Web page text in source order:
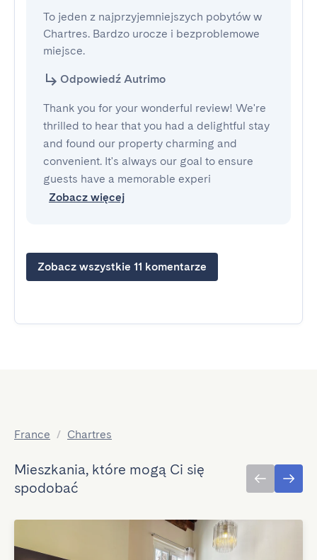
To jeden z najprzyjemniejszych pobytów w
Chartres. Bardzo urocze i bezproblemowe
miejsce.
Odpowiedź Autrimo
Thank you for your wonderful review! We're
thrilled to hear that you had a delightful stay
and found our property charming and
convenient. It's always our goal to ensure
guests have a memorable experi
Zobacz więcej
Zobacz wszystkie 11 komentarze
France / Chartres
Mieszkania, które mogą Ci się
spodobać